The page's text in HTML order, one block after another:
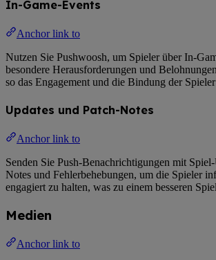
In-Game-Events
Anchor link to
Nutzen Sie Pushwoosh, um Spieler über In-
besondere Herausforderungen und
so das Engagement und die Bindung der
Updates und Patch-Notes
Anchor link to
Senden Sie Push-Benachrichtigungen mit
Notes und Fehlerbehebungen, um die Spieler
engagiert zu halten, was zu einem besseren
Medien
Anchor link to